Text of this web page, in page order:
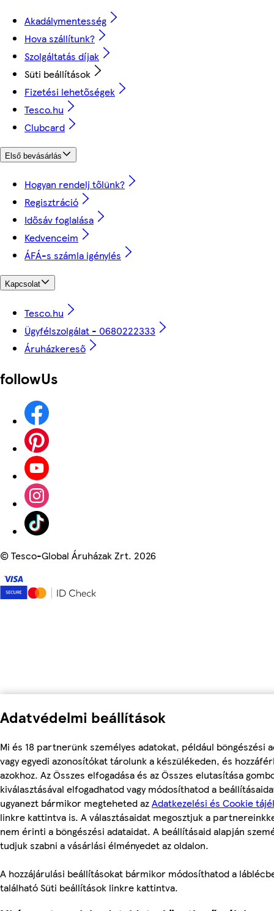
Adatvédelmi beállítások
Mi és 18 partnerünk személyes adatokat, például böngészési
vagy egyedi azonosítókat tárolunk a készülékeden, és
azokhoz. Az Összes elfogadása és az Összes elutasítása
kiválasztásával elfogadhatod vagy módosíthatod a
ugyanezt bármikor megteheted azAdatkezelési és Cookie
linkre kattintva is. A választásaidat megosztjuk a
nem érinti a böngészési adataidat. A beállításaid alapján
tudjuk szabni a vásárlási élményedet az oldalon.
A hozzájárulási beállításokat bármikor módosíthatod a
található Süti beállítások linkre kattintva.
Akadálymentesség
Hova szállítunk?
Szolgáltatás díjak
Süti beállítások
Fizetési lehetőségek
Tesco.hu
Clubcard
Első bevásárlás
Hogyan rendelj tőlünk?
Regisztráció
Idősáv foglalása
Kedvenceim
ÁFÁ-s számla igénylés
Kapcsolat
Tesco.hu
Ügyfélszolgálat - 0680222333
Áruházkereső
followUs
©Tesco-Global Áruházak Zrt. 2026